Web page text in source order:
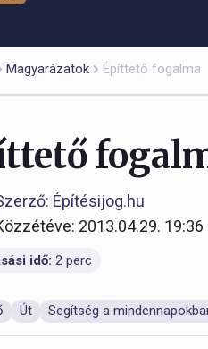
Magyarázatok Építtető fogalma
Építésijog.hu
2013.04.29.
idő: 2 perc
Út Segítség a